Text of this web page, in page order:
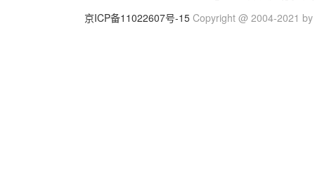
京ICP备11022607号-15Copyright @ 2004-2021 by